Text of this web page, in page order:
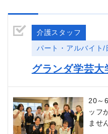
介護スタッフ
パート・アルバイト/
グランダ学芸大
20～
ッフ
ませ